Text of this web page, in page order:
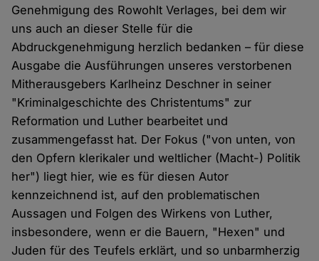
Genehmigung des Rowohlt Verlages, bei dem wir
uns auch an dieser Stelle für die
Abdruckgenehmigung herzlich bedanken – für diese
Ausgabe die Ausführungen unseres verstorbenen
Mitherausgebers Karlheinz Deschner in seiner
"Kriminalgeschichte des Christentums" zur
Reformation und Luther bearbeitet und
zusammengefasst hat. Der Fokus ("von unten, von
den Opfern klerikaler und weltlicher (Macht-) Politik
her") liegt hier, wie es für diesen Autor
kennzeichnend ist, auf den problematischen
Aussagen und Folgen des Wirkens von Luther,
insbesondere, wenn er die Bauern, "Hexen" und
Juden für des Teufels erklärt, und so unbarmherzig